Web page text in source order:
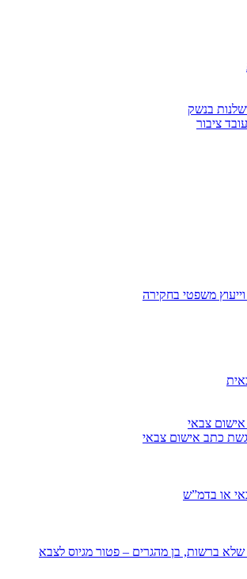
בנשק
ציבור
משפטי בחקירה
צבאי
כתב אישום צבאי
או בדמ”ש
ברשות, בן מהגרים – פטור מגיוס לצבא